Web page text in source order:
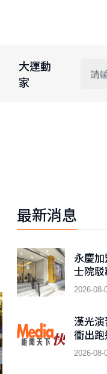
大運動
家
最新消息
永慶
士院
2026-08-
漢光
衝出
查」
2026-08-